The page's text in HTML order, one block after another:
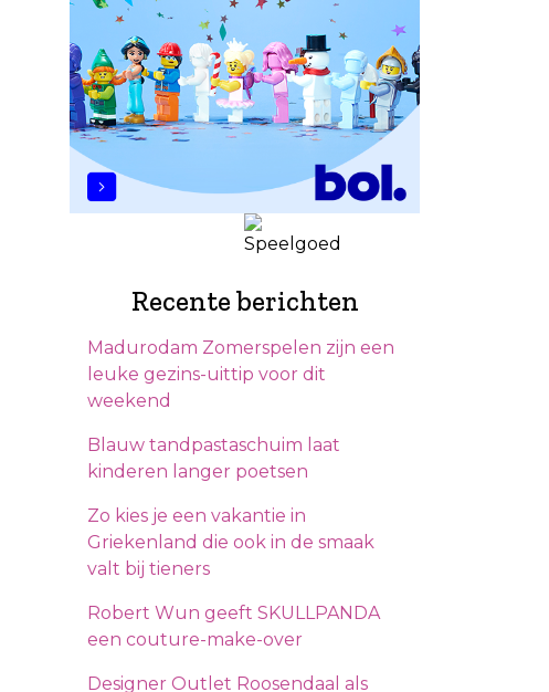
Recente berichten
Madurodam Zomerspelen zijn een
leuke gezins-uittip voor dit
weekend
Blauw tandpastaschuim laat
kinderen langer poetsen
Zo kies je een vakantie in
Griekenland die ook in de smaak
valt bij tieners
Robert Wun geeft SKULLPANDA
een couture-make-over
Designer Outlet Roosendaal als